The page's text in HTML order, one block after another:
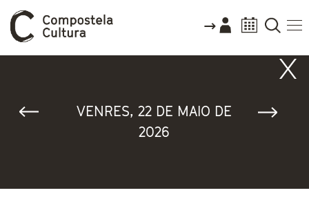
VENRES, 22 DE MAIO DE
2026